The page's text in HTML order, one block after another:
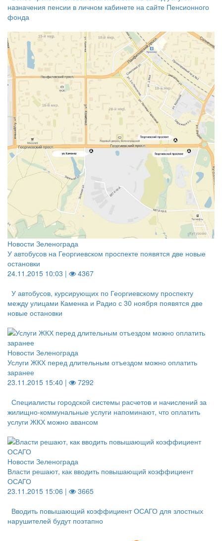
назначения пенсии в личном кабинете на сайте Пенсионного
фонда
Новости Зеленограда
У автобусов на Георгиевском проспекте появятся две новые
остановки
24.11.2015 10:03 |
4367
У автобусов, курсирующих по Георгиевскому проспекту
между улицами Каменка и Радио с 30 ноября появятся две
новые остановки
Новости Зеленограда
Услуги ЖКХ перед длительным отъездом можно оплатить
заранее
23.11.2015 15:40 |
7292
Специалисты городской системы расчетов и начислений за
жилищно-коммунальные услуги напоминают, что оплатить
услуги ЖКХ можно авансом
Новости Зеленограда
Власти решают, как вводить повышающий коэффициент
ОСАГО
23.11.2015 15:06 |
3665
Вводить повышающий коэффициент ОСАГО для злостных
нарушителей будут поэтапно